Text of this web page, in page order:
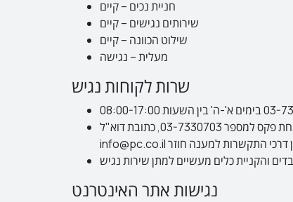
חניית נכים – קיים
שירותים נגישים – קיים
שילוט הכוונה – קיים
מעלית – נגישה
שרות לקוחות נגיש
אמצעים ליצירת קשר – קיימים מספר אמצעים ליצירת קשר: המוקד הטלפוני במס' 03-7330777 או טופס צור קשר, שליחת פקס למספר 03-7330703, כתובת דוא"ל
נגישות אתר האינטרנט